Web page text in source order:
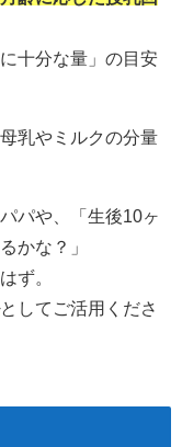
十分な量」の目安
乳やミルクの分量
パや、「生後10ヶ
かな？」
ず。
としてご活用くださ